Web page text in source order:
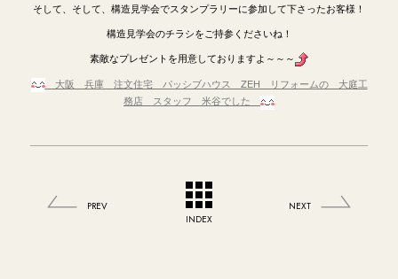
そして、そして、構造見学会でスタンプラリーに参加して下さったお客様！
構造見学会のチラシをご持参くださいね！
素敵なプレゼントを用意しておりますよ～～～
大阪 兵庫 注文住宅 パッシブハウス ZEH リフォームの 大庭工
務店 スタッフ 米谷でした
PREV
INDEX
NEXT